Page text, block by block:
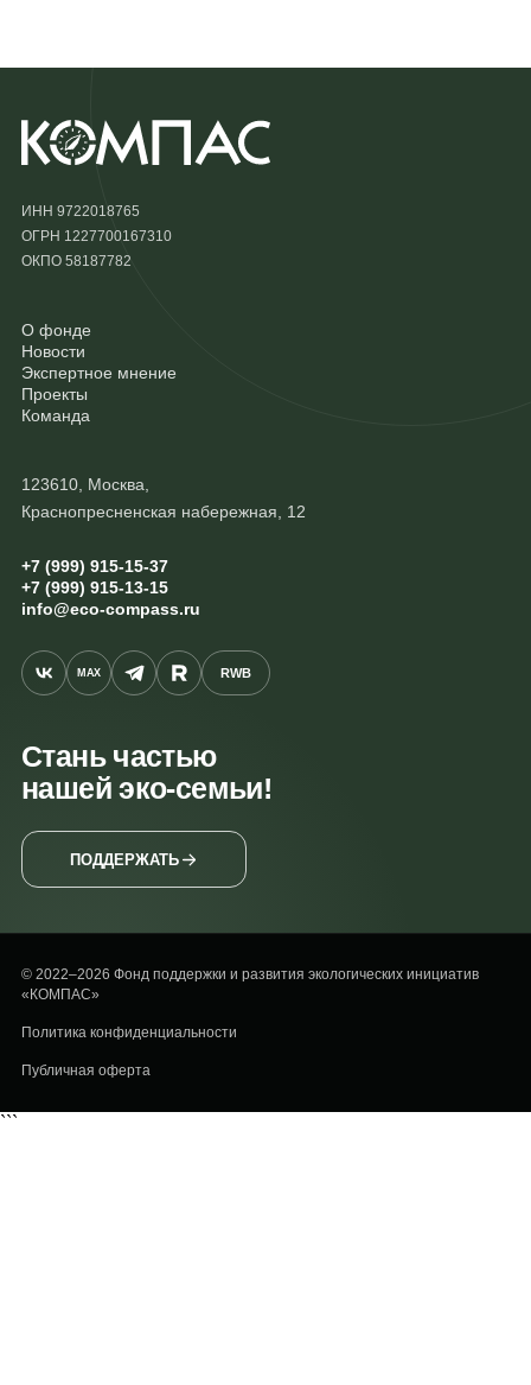
ИНН 9722018765
ОГРН 1227700167310
ОКПО 58187782
О фонде
Новости
Экспертное мнение
Проекты
Команда
123610, Москва,
Краснопресненская набережная, 12
+7 (999) 915-15-37
+7 (999) 915-13-15
info@eco-compass.ru
MAX RWB
Стань частью
нашей эко-семьи!
ПОДДЕРЖАТЬ
© 2022–2026 Фонд поддержки и развития экологических инициатив
«КОМПАС»
Политика конфиденциальности
Публичная оферта
```